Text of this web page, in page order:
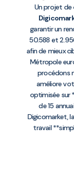
Un projet de
garantir un
50.588 et
afin de mieux
Métropole
procédons
améliore
optimisée sur
de 15
Digicomarket,
travail